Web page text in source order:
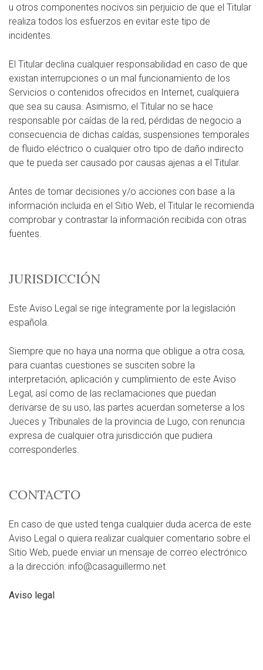
u otros componentes nocivos sin perjuicio de que el Titular
realiza todos los esfuerzos en evitar este tipo de
incidentes.
El Titular declina cualquier responsabilidad en caso de que
existan interrupciones o un mal funcionamiento de los
Servicios o contenidos ofrecidos en Internet, cualquiera
que sea su causa. Asimismo, el Titular no se hace
responsable por caídas de la red, pérdidas de negocio a
consecuencia de dichas caídas, suspensiones temporales
de fluido eléctrico o cualquier otro tipo de daño indirecto
que te pueda ser causado por causas ajenas a el Titular.
Antes de tomar decisiones y/o acciones con base a la
información incluida en el Sitio Web, el Titular le recomienda
comprobar y contrastar la información recibida con otras
fuentes.
JURISDICCIÓN
Este Aviso Legal se rige íntegramente por la legislación
española.
Siempre que no haya una norma que obligue a otra cosa,
para cuantas cuestiones se susciten sobre la
interpretación, aplicación y cumplimiento de este Aviso
Legal, así como de las reclamaciones que puedan
derivarse de su uso, las partes acuerdan someterse a los
Jueces y Tribunales de la provincia de Lugo, con renuncia
expresa de cualquier otra jurisdicción que pudiera
corresponderles.
CONTACTO
En caso de que usted tenga cualquier duda acerca de este
Aviso Legal o quiera realizar cualquier comentario sobre el
Sitio Web, puede enviar un mensaje de correo electrónico
a la dirección: info@casaguillermo.net
Aviso legal